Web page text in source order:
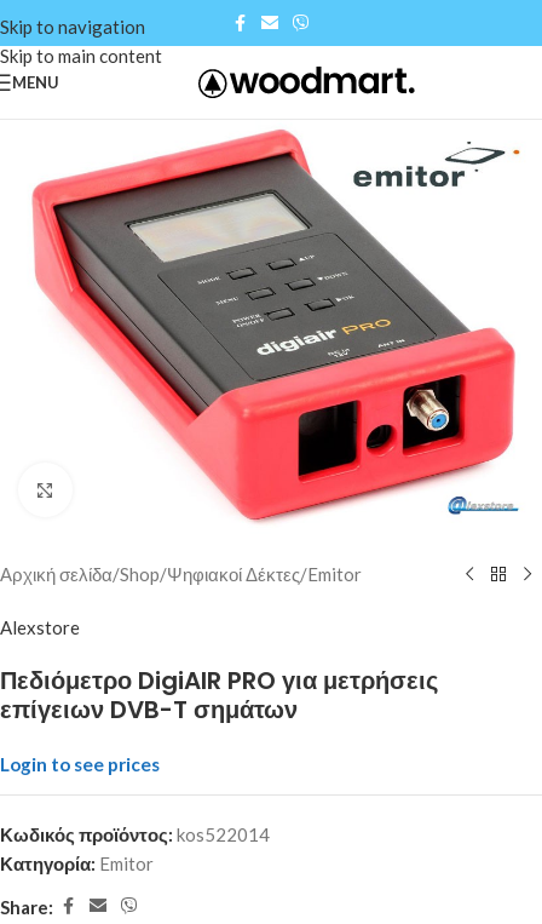
Skip to navigation
Skip to main content
MENU
Αρχική σελίδα/Shop/Ψηφιακοί Δέκτες/Emitor
Alexstore
Πεδιόμετρο DigiAIR PRO για μετρήσεις
επίγειων DVB-T σημάτων
Login to see prices
Κωδικός προϊόντος: kos522014
Κατηγορία: Emitor
Share: